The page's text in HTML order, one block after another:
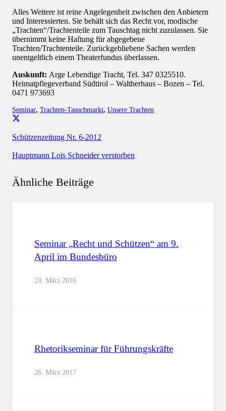
Alles Weitere ist reine Angelegenheit zwischen den Anbietern
und Interessierten. Sie behält sich das Recht vor, modische
„Trachten“/Trachtenteile zum Tauschtag nicht zuzulassen. Sie
übernimmt keine Haftung für abgegebene
Trachten/Trachtenteile. Zurückgebliebene Sachen werden
unentgeltlich einem Theaterfundus überlassen.
Auskunft: Arge Lebendige Tracht, Tel. 347 0325510.
Heimatpflegeverband Südtirol – Waltherhaus – Bozen – Tel.
0471 973693
Seminar, Trachten-Tauschmarkt, Unsere Trachten
Schützenzeitung Nr. 6-2012
Hauptmann Lois Schneider verstorben
Ähnliche Beiträge
Seminar „Recht und Schützen“ am 9.
April im Bundesbüro
24. März 2016
Rhetorikseminar für Führungskräfte
26. März 2017